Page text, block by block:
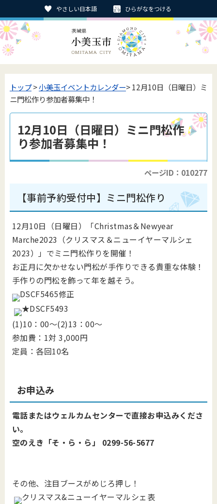
やさしい日本語 ひらがなをつける
トップ>小美玉イベントカレンダー> 12月10日（日曜日）ミ
ニ門松作り参加者募集中！
12月10日（日曜日）ミニ門松作
り参加者募集中！
ページID：010277
【事前予約受付中】 ミニ門松作り
12月10日（日曜日）「Christmas＆Newyear
Marche2023（クリスマス＆ニューイヤーマルシェ
2023）」でミニ門松作りを開催！
お正月に欠かせない門松が手作りできる貴重な体験！
手作りの門松を飾って年を越そう。
(1)10：00～(2)13：00～
参加費：1対 3,000円
定員：各回10名
お申込み
電話またはウェルカムセンターで直接お申込みくださ
い。
空のえき「そ・ら・ら」 0299-56-5677
その他、注目ブースがめじろ押し！